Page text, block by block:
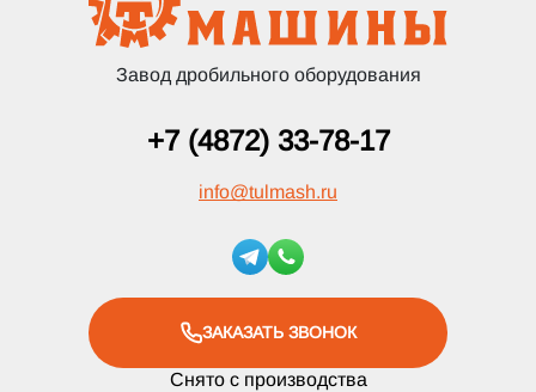
Завод дробильного оборудования
+7 (4872) 33-78-17
info@tulmash.ru
ЗАКАЗАТЬ ЗВОНОК
Снято с производства